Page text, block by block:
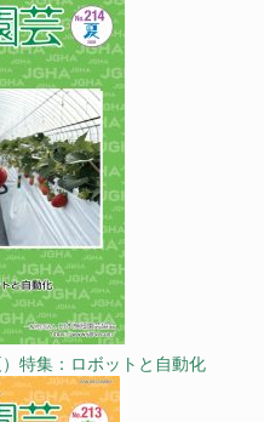
特集：ロボットと自動化